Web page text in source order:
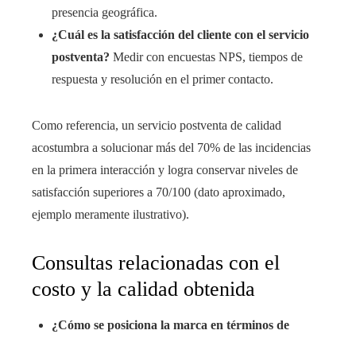
presencia geográfica.
¿Cuál es la satisfacción del cliente con el servicio
postventa? Medir con encuestas NPS, tiempos de
respuesta y resolución en el primer contacto.
Como referencia, un servicio postventa de calidad
acostumbra a solucionar más del 70% de las incidencias
en la primera interacción y logra conservar niveles de
satisfacción superiores a 70/100 (dato aproximado,
ejemplo meramente ilustrativo).
Consultas relacionadas con el
costo y la calidad obtenida
¿Cómo se posiciona la marca en términos de